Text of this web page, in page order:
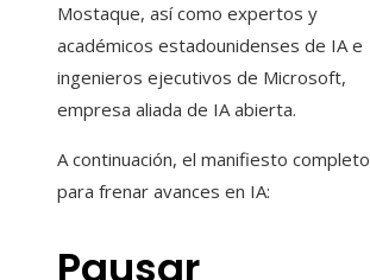
Mostaque, así como expertos y
académicos estadounidenses de IA e
ingenieros ejecutivos de Microsoft,
empresa aliada de IA abierta.
A continuación, el manifiesto completo
para frenar avances en IA:
Pausar